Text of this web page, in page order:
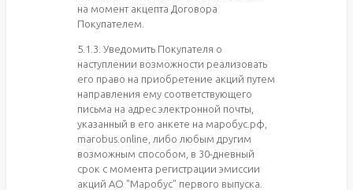
на момент акцепта Договора
Покупателем.
5.1.3. Уведомить Покупателя о
наступлении возможности реализовать
его право на приобретение акций путем
направления ему соответствующего
письма на адрес электронной почты,
указанный в его анкете на маробус.рф,
marobus.online, либо любым другим
возможным способом, в 30-дневный
срок с момента регистрации эмиссии
акций АО "Маробус" первого выпуска.